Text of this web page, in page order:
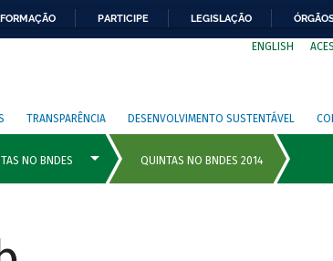
PARTICIPE LEGISLAÇÃO
ENGLISH
TRANSPARÊNCIA DESENVOLVIMENTO SUSTENTÁVEL